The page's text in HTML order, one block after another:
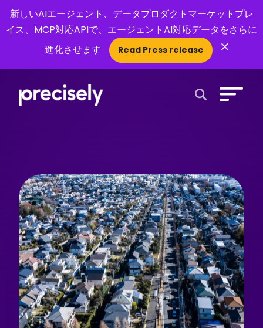
新しいAIエージェント、データプロダクトマーケットプレ
イス、MCP対応APIで、エージェントAI対応データをさらに
進化させます
Read Press release ×